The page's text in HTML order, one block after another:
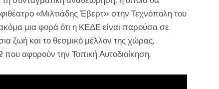
«Μιλτιάδης Έβερτ» στην Τεχνόπολη του
μια φορά ότι η ΚΕΔΕ είναι παρούσα σε
ζωή και το θεσμικό μέλλον της χώρας,
αφορούν την Τοπική Αυτοδιοίκηση.